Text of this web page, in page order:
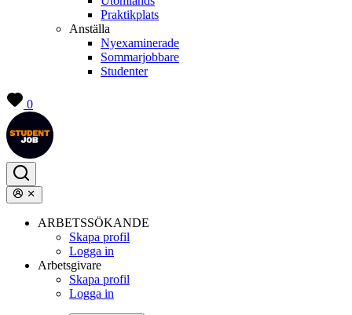
Praktikplats
Anställa
Nyexaminerade
Sommarjobbare
Studenter
0
ARBETSSÖKANDE
Skapa profil
Logga in
Arbetsgivare
Skapa profil
Logga in